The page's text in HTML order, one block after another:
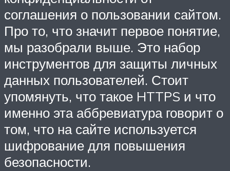
соглашения о пользовании сайтом.
Про то, что значит первое понятие,
мы разобрали выше. Это набор
инструментов для защиты личных
данных пользователей. Стоит
упомянуть, что такое HTTPS и что
именно эта аббревиатура говорит о
том, что на сайте используется
шифрование для повышения
безопасности.